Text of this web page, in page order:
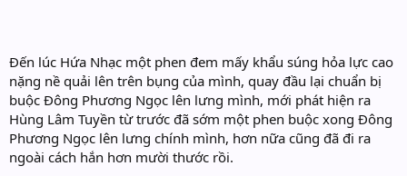
Đến lúc Hứa Nhạc một phen đem mấy khẩu súng hỏa lực cao
nặng nề quải lên trên bụng của mình, quay đầu lại chuẩn bị
buộc Đông Phương Ngọc lên lưng mình, mới phát hiện ra
Hùng Lâm Tuyền từ trước đã sớm một phen buộc xong Đông
Phương Ngọc lên lưng chính mình, hơn nữa cũng đã đi ra
ngoài cách hắn hơn mười thước rồi.